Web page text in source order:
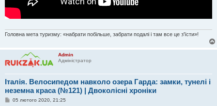
Головна мета туризму: «набрати побільше, забрати подалі і там все це з'їсти»!
Admin
Адміністратор
Італія. Велосипедом навколо озера Гарда: замки, тунелі і
неземна краса (№121) | Двоколісні хроніки
П05 лютого 2020, 21:25